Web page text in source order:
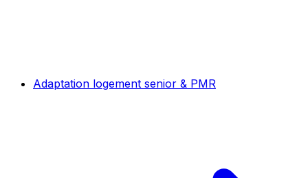
Adaptation logement senior & PMR